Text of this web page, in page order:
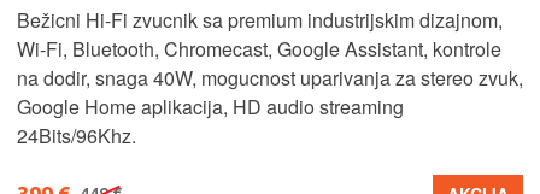
Bežicni Hi-Fi zvucnik sa premium industrijskim dizajnom,
Wi-Fi, Bluetooth, Chromecast, Google Assistant, kontrole
na dodir, snaga 40W, mogucnost uparivanja za stereo zvuk,
Google Home aplikacija, HD audio streaming
24Bits/96Khz.